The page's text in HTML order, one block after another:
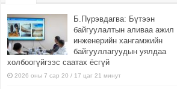
Б.Пүрэвдагва: Бүтээн
байгуулалтын аливаа ажил
инженерийн хангамжийн
байгууллагуудын уялдаа
холбоогүйгээс саатах ёсгүй
2026 оны 7 сар 20 / 17 цаг 21 минут